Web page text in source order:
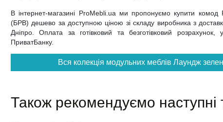
В інтернет-магазині ProMebli.ua ми пропонуємо купити
(БРВ) дешево за доступною ціною зі складу виробника з
Дніпро. Оплата за готівковий та безготівковий
ПриватБанку.
Вся колекція модульних меблів Лаундж
Також рекомендуємо наступні